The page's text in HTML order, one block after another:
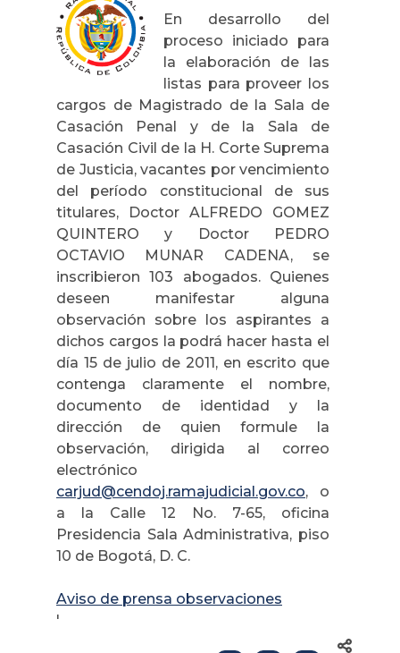
En desarrollo del
proceso iniciado para
la elaboración de las
listas para proveer los
cargos de Magistrado de la Sala de
Casación Penal y de la Sala de
Casación Civil de la H. Corte Suprema
de Justicia, vacantes por vencimiento
del período constitucional de sus
titulares, Doctor ALFREDO GOMEZ
QUINTERO y Doctor PEDRO
OCTAVIO MUNAR CADENA, se
inscribieron 103 abogados. Quienes
deseen manifestar alguna
observación sobre los aspirantes a
dichos cargos la podrá hacer hasta el
día 15 de julio de 2011, en escrito que
contenga claramente el nombre,
documento de identidad y la
dirección de quien formule la
observación, dirigida al correo
electrónico
carjud@cendoj.ramajudicial.gov.co, o
a la Calle 12 No. 7-65, oficina
Presidencia Sala Administrativa, piso
10 de Bogotá, D. C.
Aviso de prensa observaciones
'